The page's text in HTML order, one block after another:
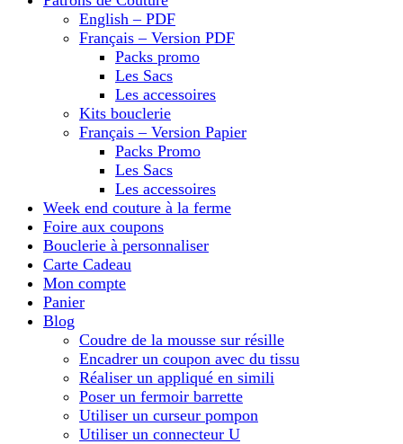
English – PDF
Français – Version PDF
Packs promo
Les Sacs
Les accessoires
Kits bouclerie
Français – Version Papier
Packs Promo
Les Sacs
Les accessoires
Week end couture à la ferme
Foire aux coupons
Bouclerie à personnaliser
Carte Cadeau
Mon compte
Panier
Blog
Coudre de la mousse sur résille
Encadrer un coupon avec du tissu
Réaliser un appliqué en simili
Poser un fermoir barrette
Utiliser un curseur pompon
Utiliser un connecteur U